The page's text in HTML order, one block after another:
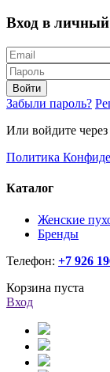
Вход в личный
Войти
Забыли пароль?
Или войдите
Политика
Каталог
Женские
Бренды
Телефон: +7 926
Корзина пуста
Вход